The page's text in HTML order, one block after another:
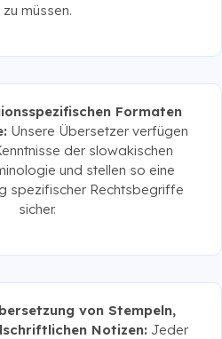
zu müssen.
Formaten
Unsere Übersetzer verfügen
der slowakischen
und stellen so eine
spezifischer Rechtsbegriffe
sicher.
von Stempeln,
Notizen: Jeder